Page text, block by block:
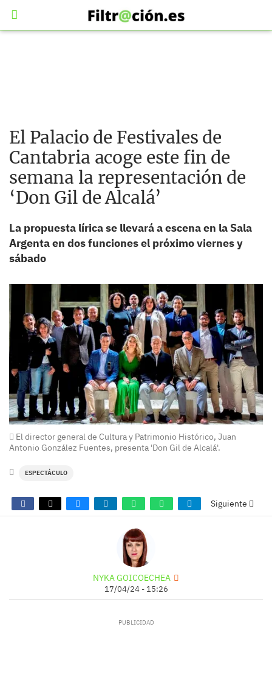
El Palacio de Festivales de
Cantabria acoge este fin de
semana la representación de
‘Don Gil de Alcalá’
La propuesta lírica se llevará a escena en la Sala
Argenta en dos funciones el próximo viernes y
sábado
El director general de Cultura y Patrimonio Histórico, Juan
Antonio González Fuentes, presenta 'Don Gil de Alcalá'.
ESPECTÁCULO
Siguiente
NYKA GOICOECHEA
17/04/24 - 15:26